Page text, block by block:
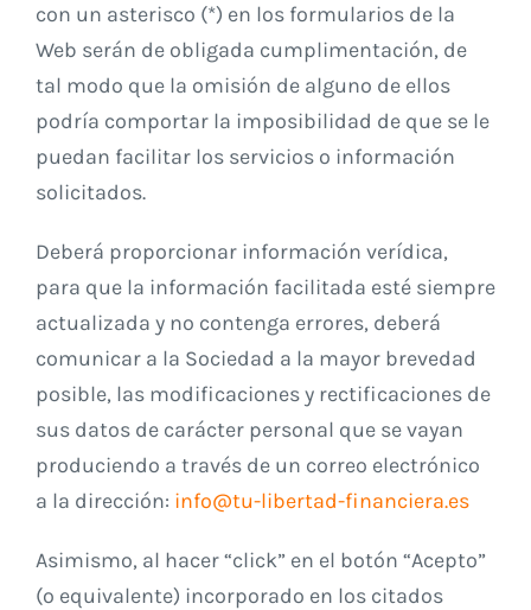
con un asterisco (*) en los formularios de la
Web serán de obligada cumplimentación, de
tal modo que la omisión de alguno de ellos
podría comportar la imposibilidad de que se le
puedan facilitar los servicios o información
solicitados.
Deberá proporcionar información verídica,
para que la información facilitada esté siempre
actualizada y no contenga errores, deberá
comunicar a la Sociedad a la mayor brevedad
posible, las modificaciones y rectificaciones de
sus datos de carácter personal que se vayan
produciendo a través de un correo electrónico
a la dirección: info@tu-libertad-financiera.es
Asimismo, al hacer “click” en el botón “Acepto”
(o equivalente) incorporado en los citados